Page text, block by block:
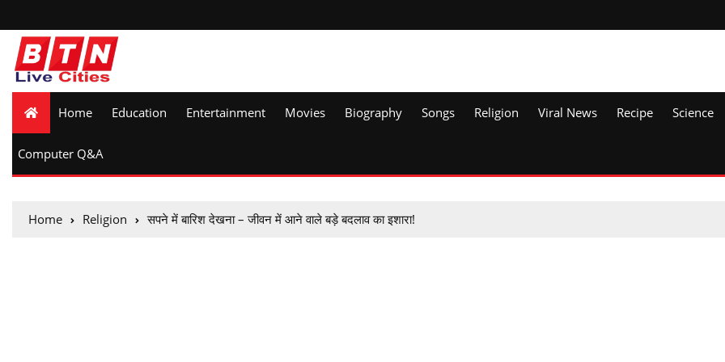
Home Education Entertainment Movies Biography Songs Religion Viral News Recipe Science
Computer Q&A
Home Religion सपने में बारिश देखना – जीवन में आने वाले बड़े बदलाव का इशारा!